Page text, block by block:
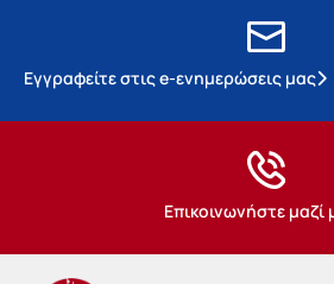
Εγγραφείτε στις e-ενημερώσεις μας
Επικοινωνήστε μαζί